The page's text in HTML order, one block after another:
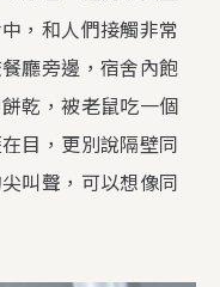
，和人們接觸非常
廳旁邊，宿舍內飽
乾，被老鼠吃一個
目，更別說隔壁同
叫聲，可以想像同